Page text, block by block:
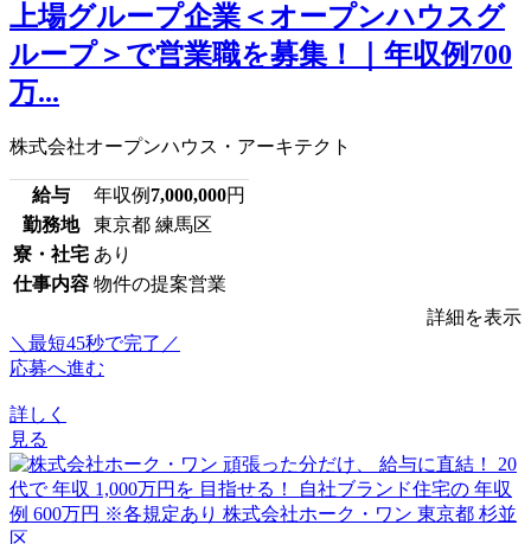
上場グループ企業＜オープンハウスグ
ループ＞で営業職を募集！｜年収例700
万...
株式会社オープンハウス・アーキテクト
給与 年収例 7,000,000円
勤務地
東京都 練馬区
寮・社宅 あり
仕事内容 物件の提案営業
詳細を表示
＼最短45秒で完了／
応募へ進む
詳しく
見る